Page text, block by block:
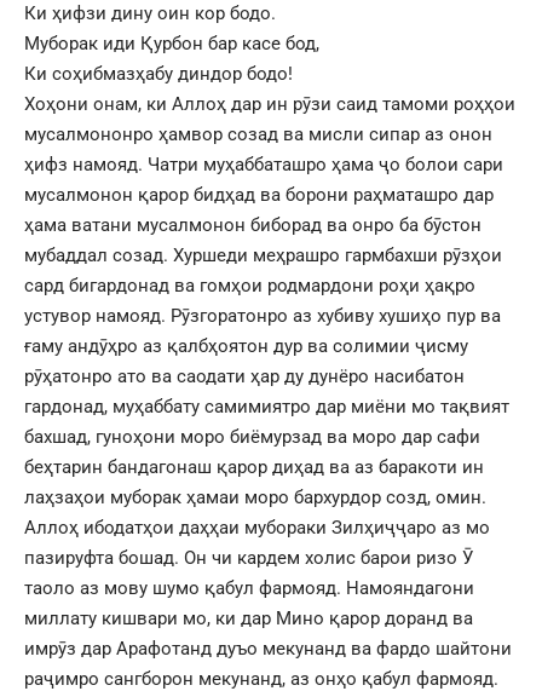
Ки ҳифзи дину оин кор бодо.
Муборак иди Қурбон бар касе бод,
Ки соҳибмазҳабу диндор бодо!
Хоҳони онам, ки Аллоҳ дар ин рӯзи саид тамоми роҳҳои
мусалмононро ҳамвор созад ва мисли сипар аз онон
ҳифз намояд. Чатри муҳаббаташро ҳама ҷо болои сари
мусалмонон қарор бидҳад ва борони раҳматашро дар
ҳама ватани мусалмонон биборад ва онро ба бӯстон
мубаддал созад. Хуршеди меҳрашро гармбахши рӯзҳои
сард бигардонад ва гомҳои родмардони роҳи ҳақро
устувор намояд. Рӯзгоратонро аз хубиву хушиҳо пур ва
ғаму андӯҳро аз қалбҳоятон дур ва солимии ҷисму
рӯҳатонро ато ва саодати ҳар ду дунёро насибатон
гардонад, муҳаббату самимиятро дар миёни мо тақвият
бахшад, гуноҳони моро биёмурзад ва моро дар сафи
беҳтарин бандагонаш қарор диҳад ва аз баракоти ин
лаҳзаҳои муборак ҳамаи моро бархурдор созд, омин.
Аллоҳ ибодатҳои даҳҳаи мубораки Зилҳиҷҷаро аз мо
пазируфта бошад. Он чи кардем холис барои ризо Ӯ
таоло аз мову шумо қабул фармояд. Намояндагони
миллату кишвари мо, ки дар Мино қарор доранд ва
имрӯз дар Арафотанд дуъо мекунанд ва фардо шайтони
раҷимро сангборон мекунанд, аз онҳо қабул фармояд.